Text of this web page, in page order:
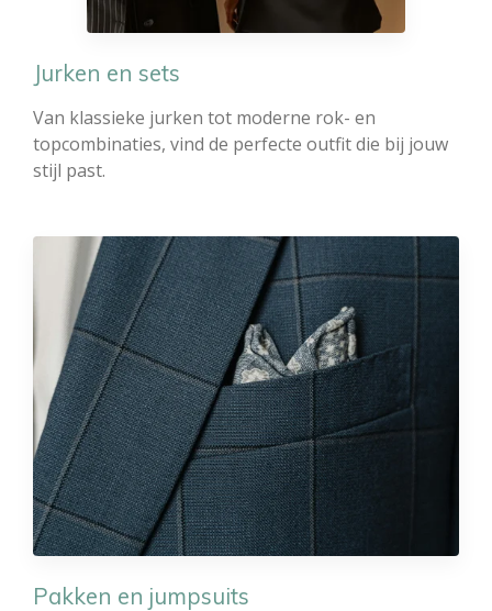
Jurken en sets
Van klassieke jurken tot moderne rok- en
topcombinaties, vind de perfecte outfit die bij jouw
stijl past.
Pakken en jumpsuits